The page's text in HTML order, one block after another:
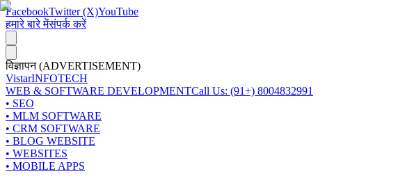
FacebookTwitter (X)YouTube
हमारे बारे मेंसंपर्क करें
विज्ञापन (ADVERTISEMENT)
VistarINFOTECH
WEB & SOFTWARE DEVELOPMENTCall Us: (91+) 8004832991
• SEO
• MLM SOFTWARE
• CRM SOFTWARE
• BLOG WEBSITE
• WEBSITES
• MOBILE APPS